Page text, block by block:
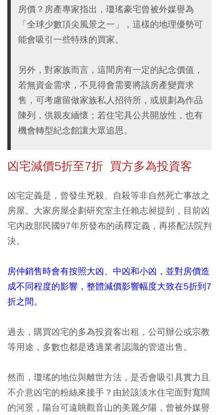
房價？房產專家指出，瓊瑤豪宅曾被外媒譽為
「全球少數頂尖風景之一」，這樣的地理優勢可
能會吸引一些特殊的買家。
另外，對家族而言，這間房有一定的紀念價值，
若無資金需求，不見得會需要將該房產變賣求
售，可考慮留做家族私人招待所，或規劃為作品
陳列，供親友緬懷；若住宅具公共開放性，也有
機會轉型紀念館讓大眾追思。
凶宅減價5折至7折 買方多為投資客
凶宅定義是，曾發生兇殺、自殺等非自然死亡事故之
房屋。大家房屋企劃研究室主任賴志昶提到，目前凶
宅內政部民國97年所發布的函釋定義，再搭配法院判
決。
房仲銷售時會有按照大凶、中凶和小凶，並對房價造
成不同程度的影響，整體減價影響幅度大致在5折到7
折之間。
過去，購買凶宅的多為投資客出租，公司辦公或宗教
等用途，多數也都是透過業者認識的管道出售。
然而，瓊瑤的地位與離世方法，是否會吸引具實力且
不介意凶宅的粉絲來接手？由於該淡水住宅面對寬闊
的河景，陽台可遠眺觀音山的美麗夕陽，曾被外媒譽